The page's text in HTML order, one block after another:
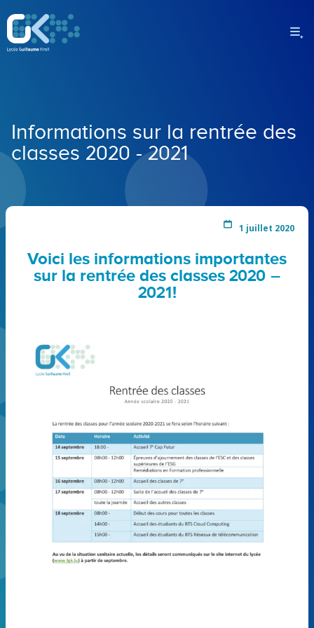
Informations sur la rentrée des
classes 2020 - 2021
1 juillet 2020
Voici les informations importantes
sur la rentrée des classes 2020 –
2021!